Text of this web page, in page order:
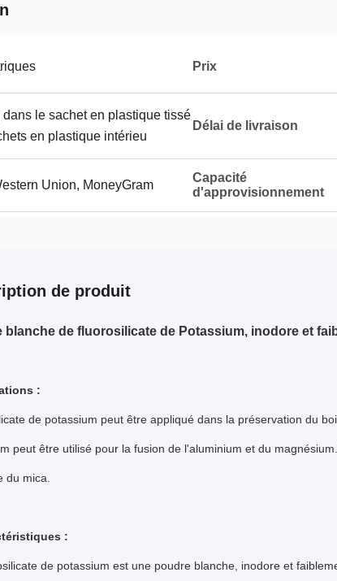
Prix
le sachet en plastique tissé
en plastique intérieu
Délai de livraison
Union, MoneyGram
Capacité
d'approvisionnement
de produit
blanche de fluorosilicate de Potassium, inodore et
:
de potassium peut être appliqué dans la préservation du
peut être utilisé pour la fusion de l'aluminium et du
du mica.
:
de potassium est une poudre blanche, inodore et